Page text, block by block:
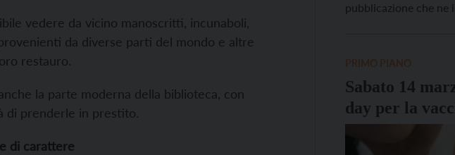
vedere da vicino manoscritti, incunaboli,
da diverse parti del mondo e altre
restauro.
la parte moderna della biblioteca, con
di prenderle in prestito.
di carattere
pubblicazione che ne
Sabato 14
day per la
l’Hpv